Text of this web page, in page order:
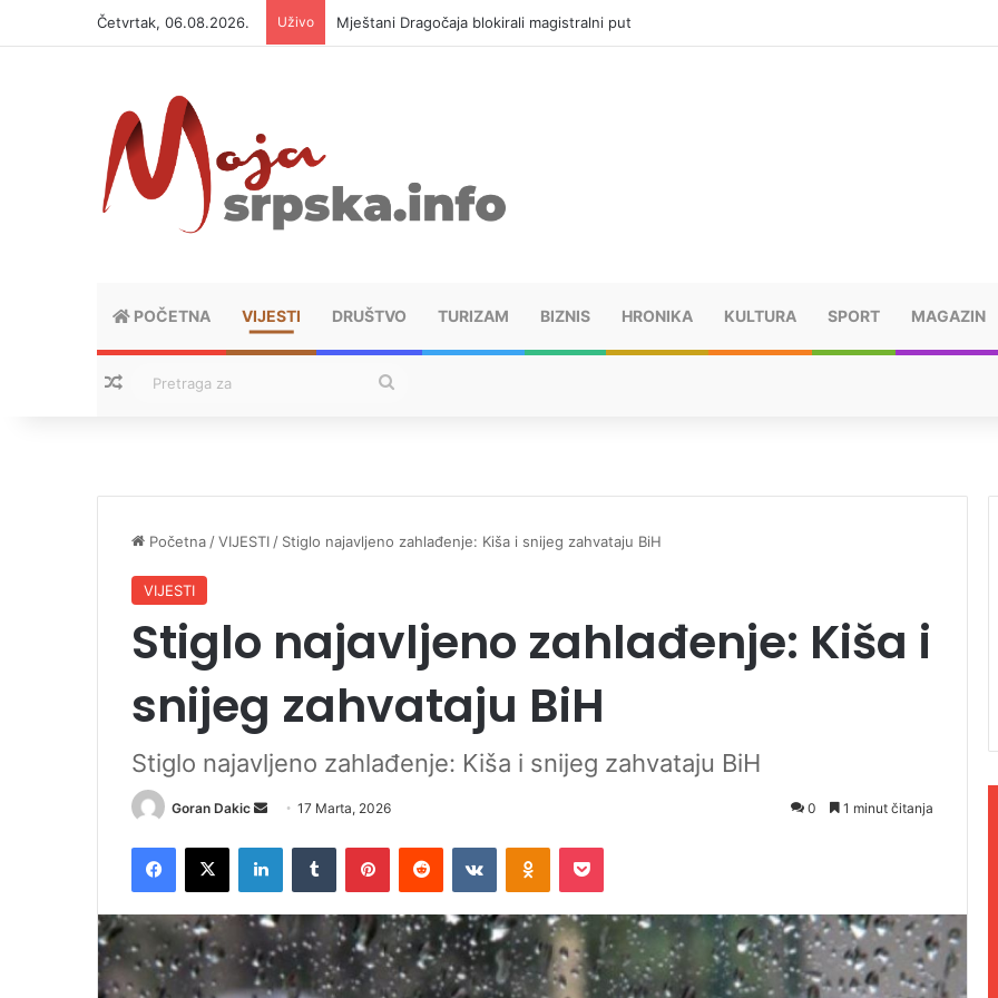
Četvrtak, 06.08.2026. Uživo Helikopter ponovo gasi vatru u selima kod Trebinja
POČETNA VIJESTI DRUŠTVO TURIZAM BIZNIS HRONIKA KULTURA SPORT MAGAZIN
Nasumični tekstovi
Početna /VIJESTI / Stiglo najavljeno zahlađenje: Kiša i snijeg zahvataju BiH
VIJESTI
Stiglo najavljeno zahlađenje: Kiša i
snijeg zahvataju BiH
Stiglo najavljeno zahlađenje: Kiša i snijeg zahvataju BiH
Goran Dakic
d
a
n
e
17 Marta, 2026 0 1 minut čitanja